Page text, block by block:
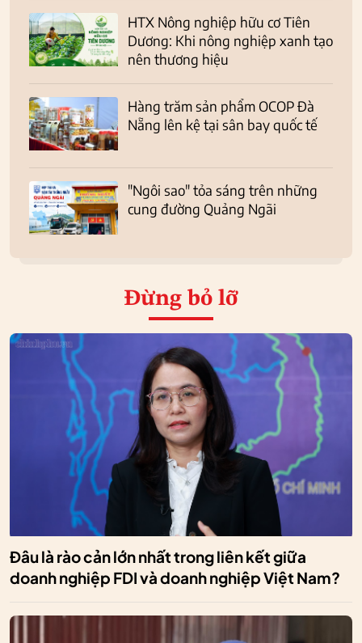
HTX Nông nghiệp hữu cơ Tiên
Dương: Khi nông nghiệp xanh tạo
nên thương hiệu
Hàng trăm sản phẩm OCOP Đà
Nẵng lên kệ tại sân bay quốc tế
"Ngôi sao" tỏa sáng trên những
cung đường Quảng Ngãi
Đừng bỏ lỡ
Đâu là rào cản lớn nhất trong liên kết giữa
doanh nghiệp FDI và doanh nghiệp Việt Nam?